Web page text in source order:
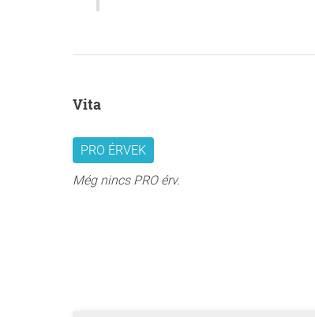
Vita
PRO ÉRVEK
Még nincs PRO érv.